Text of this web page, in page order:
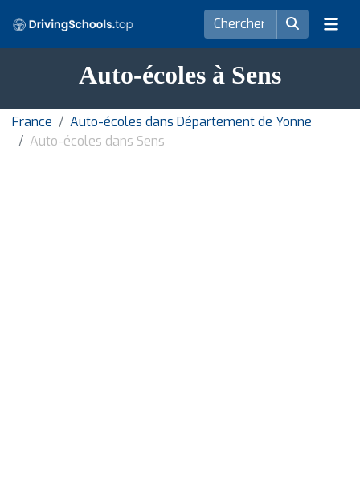
Auto-écoles à Sens
France
Auto-écoles dans Département de Yonne
Auto-écoles dans Sens